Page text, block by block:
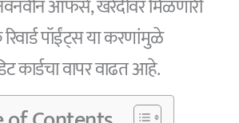
ऑफर्स, खरेदीवर मिळणारी
पॉईंट्स या करणांमुळे
कार्डचा वापर वाढत आहे.